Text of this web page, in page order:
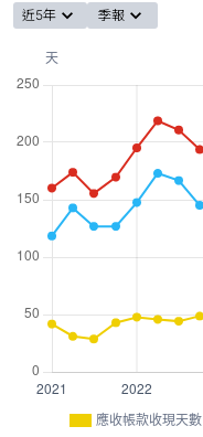
近5年 季報
應收帳款收現天數